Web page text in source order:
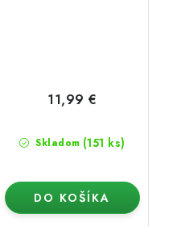
Skladom (151 ks)
11,99 €
DO KOŠÍKA